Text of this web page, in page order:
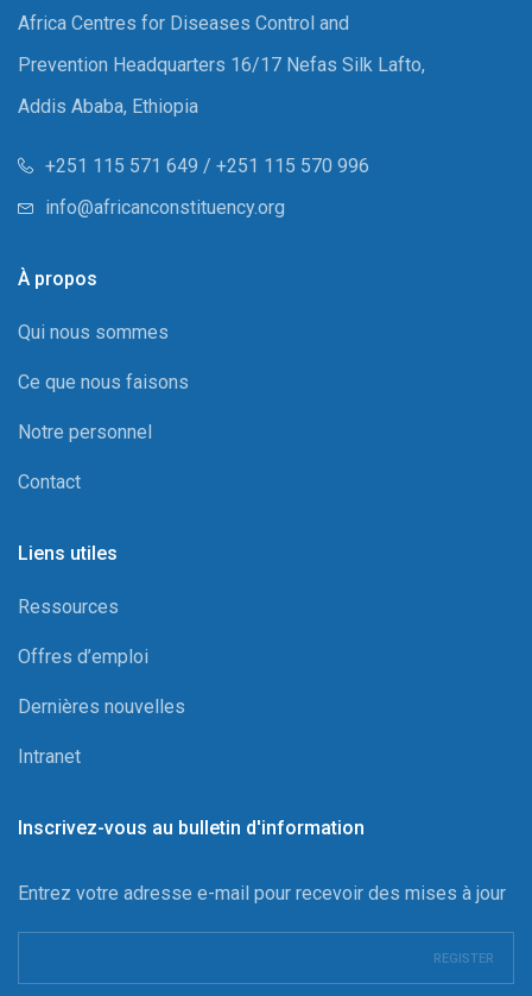
Africa Centres for Diseases Control and
Prevention Headquarters 16/17 Nefas Silk Lafto,
Addis Ababa, Ethiopia
+251 115 571 649 / +251 115 570 996
info@africanconstituency.org
À propos
Qui nous sommes
Ce que nous faisons
Notre personnel
Contact
Liens utiles
Ressources
Offres d’emploi
Dernières nouvelles
Intranet
Inscrivez-vous au bulletin d'information
Entrez votre adresse e-mail pour recevoir des mises à jour